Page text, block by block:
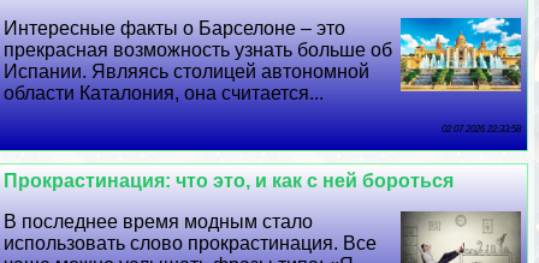
Интересные факты о Барселоне – это
прекрасная возможность узнать больше об
Испании. Являясь столицей автономной
области Каталония, она считается...
02 07 2026 22:33:58
Прокрастинация: что это, и как с ней бороться
В последнее время модным стало
использовать слово прокрастинация. Все